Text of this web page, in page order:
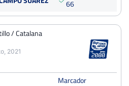
/ Catalana Occidente Baza
2021
Marratxi
66
/ Catalana
2021
Marcador